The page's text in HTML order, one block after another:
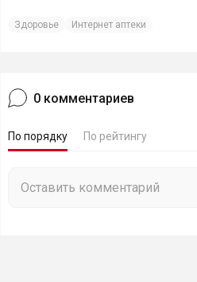
Здоровье Интернет аптеки
0 комментариев
По порядку По рейтингу